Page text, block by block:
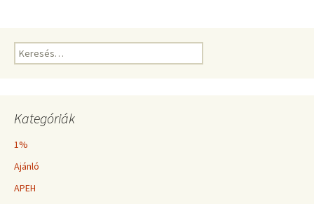
Keresés:
Kategóriák
1%
Ajánló
APEH